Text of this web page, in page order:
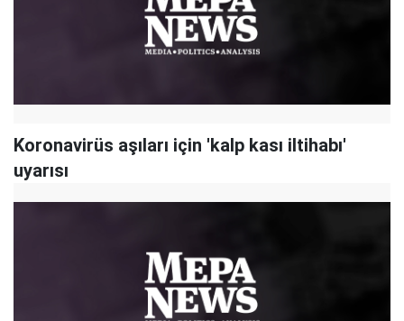
Koronavirüs aşıları için 'kalp kası iltihabı'
uyarısı